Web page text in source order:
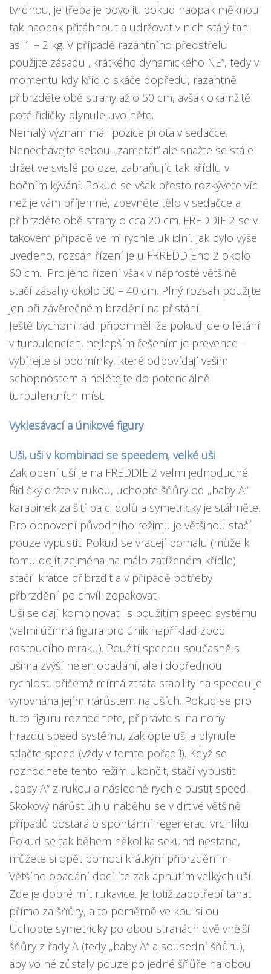
tvrdnou, je třeba je povolit, pokud naopak měknou
tak naopak přitáhnout a udržovat v nich stálý tah
asi 1 – 2 kg. V případě razantního předstřelu
použijte zásadu „krátkého dynamického NE“, tedy v
momentu kdy křídlo skáče dopředu, razantně
přibrzděte obě strany až o 50 cm, avšak okamžitě
poté řidičky plynule uvolněte.
Nemalý význam má i pozice pilota v sedačce.
Nenechávejte sebou „zametat“ ale snažte se stále
držet ve svislé poloze, zabraňujíc tak křídlu v
bočním kývání. Pokud se však přesto rozkývete víc
než je vám příjemné, zpevněte tělo v sedačce a
přibrzděte obě strany o cca 20 cm. FREDDIE 2 se v
takovém případě velmi rychle uklidní. Jak bylo výše
uvedeno, rozsah řízení je u FRREDDIEho 2 okolo
60 cm. Pro jeho řízení však v naprosté většině
stačí zásahy okolo 30 – 40 cm. Plný rozsah použijte
jen při závěrečném brzdění na přistání.
Ještě bychom rádi připomněli že pokud jde o létání
v turbulencích, nejlepším řešením je prevence –
vybírejte si podmínky, které odpovídají vašim
schopnostem a nelétejte do potenciálně
turbulentních míst.
Vyklesávací a únikové figury
Uši, uši v kombinaci se speedem, velké uši
Zaklopení uší je na FREDDIE 2 velmi jednoduché.
Řidičky držte v rukou, uchopte šňůry od „baby A“
karabinek za šití palci dolů a symetricky je stáhněte.
Pro obnovení původního režimu je většinou stačí
pouze vypustit. Pokud se vracejí pomalu (může k
tomu dojít zejména na málo zatíženém křídle)
stačí krátce přibrzdit a v případě potřeby
přbrzdění po chvíli zopakovat.
Uši se dají kombinovat i s použitím speed systému
(velmi účinná figura pro únik například zpod
rostoucího mraku). Použití speedu současně s
ušima zvýší nejen opadání, ale i dopřednou
rychlost, přičemž mírná ztráta stability na speedu je
vyrovnána jejím nárůstem na uších. Pokud se pro
tuto figuru rozhodnete, připravte si na nohy
hrazdu speed systému, zaklopte uši a plynule
stlačte speed (vždy v tomto pořadí!). Když se
rozhodnete tento režim ukončit, stačí vypustit
„baby A“ z rukou a následně rychle pustit speed.
Skokový nárůst úhlu náběhu se v drtivé většině
případů postará o spontánní regeneraci vrchlíku.
Pokud se tak během několika sekund nestane,
můžete si opět pomoci krátkým přibrzděním.
Většího opadání docílíte zaklapnutím velkých uší.
Zde je dobré mít rukavice. Je totiž zapotřebí tahat
přímo za šňůry, a to poměrně velkou silou.
Uchopte symetricky po obou stranách dvě vnější
šňůry z řady A (tedy „baby A“ a sousední šňůru),
aby volné zůstaly pouze po jedné šňůře na obou